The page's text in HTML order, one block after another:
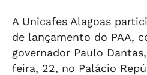
A Unicafes Alagoas
de lançamento do PAA,
governador Paulo
feira, 22, no Palácio